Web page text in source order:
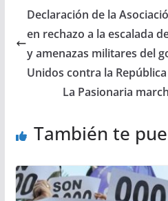
Declaración de la
en rechazo a la escalada
y amenazas militares del
Unidos contra la
La Pasionaria
También te